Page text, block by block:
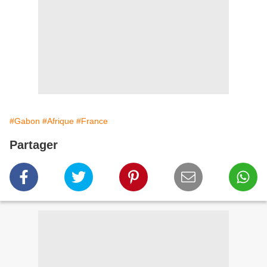
#Gabon #Afrique #France
Partager